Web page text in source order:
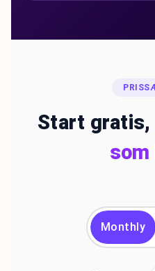
Start gratis,
Monthly